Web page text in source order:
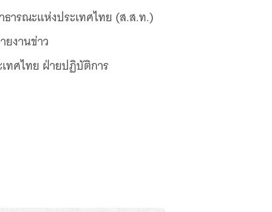
ารณะแห่งประเทศไทย (ส.ส.ท.)
ยงานข่าว
ทศไทย ฝ่ายปฏิบัติการ